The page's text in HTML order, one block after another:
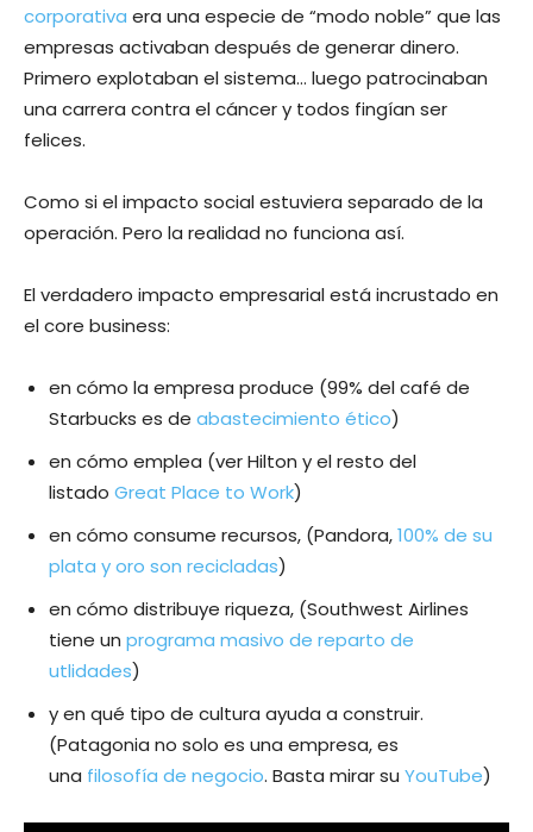
corporativa era una especie de “modo noble” que las
empresas activaban después de generar dinero.
Primero explotaban el sistema… luego patrocinaban
una carrera contra el cáncer y todos fingían ser
felices.
Como si el impacto social estuviera separado de la
operación. Pero la realidad no funciona así.
El verdadero impacto empresarial está incrustado en
el core business:
en cómo la empresa produce (99% del café de
Starbucks es de abastecimiento ético)
en cómo emplea (ver Hilton y el resto del
listado Great Place to Work)
en cómo consume recursos, (Pandora,100% de su
plata y oro son recicladas)
en cómo distribuye riqueza, (Southwest Airlines
tiene un programa masivo de reparto de
utlidades)
y en qué tipo de cultura ayuda a construir.
(Patagonia no solo es una empresa, es
una filosofía de negocio. Basta mirar su YouTube)